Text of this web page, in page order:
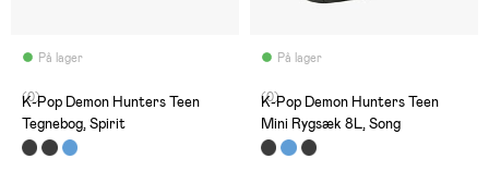
På lager
(0)
K-Pop Demon Hunters Teen
Tegnebog, Spirit
På lager
(0)
K-Pop Demon Hunters Teen
Mini Rygsæk 8L, Song